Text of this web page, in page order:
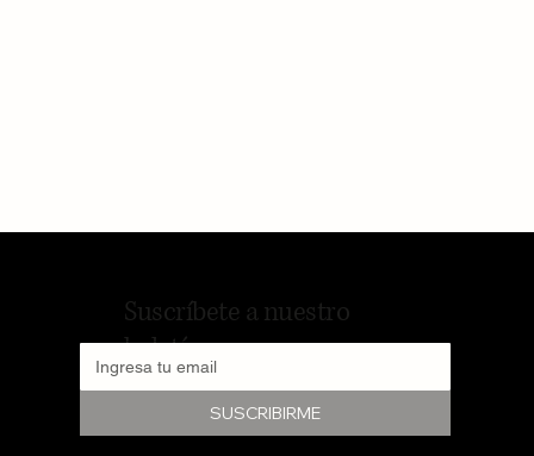
Suscríbete a nuestro
boletín
SUSCRIBIRME